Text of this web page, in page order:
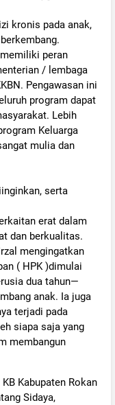
kronis pada anak,
peran
/ lembaga
Pengawasan ini
program dapat
Lebih
Keluarga
mulia dan
serta
erat dalam
dan berkualitas.
mengingatkan
( HPK )dimulai
dua tahun—
anak. Ia juga
terjadi pada
siapa saja yang
membangun
Kabupaten Rokan
Sidaya,